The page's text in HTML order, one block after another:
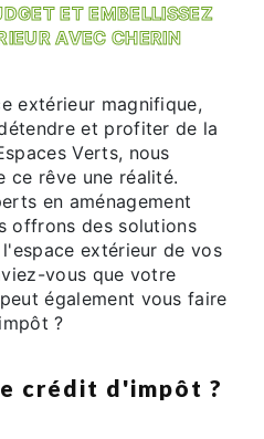
ET EMBELLISSEZ
AVEC CHERIN
extérieur magnifique,
et profiter de la
Verts, nous
ce rêve une réalité.
en aménagement
offrons des solutions
extérieur de vos
vous que votre
également vous faire
?
crédit d'impôt ?